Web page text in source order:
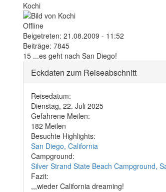
Kochi
Offline
Beigetreten: 21.08.2009 - 11:52
Beiträge: 7845
15 ...es geht nach San Diego!
Eckdaten zum Reiseabschnitt
Reisedatum:
Dienstag, 22. Juli 2025
Gefahrene Meilen:
182 Meilen
Besuchte Highlights:
San Diego, California
Campground:
Silver Strand State Beach Campground,
Fazit:
,,,wieder California dreaming!